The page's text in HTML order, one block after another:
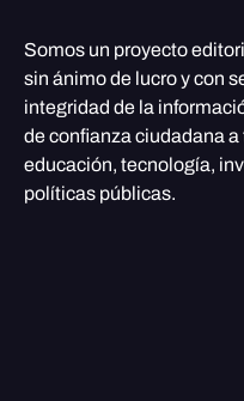
Somos un proyecto
sin ánimo de lucro y con
integridad de la
de confianza ciudadana
educación, tecnología,
políticas públicas.